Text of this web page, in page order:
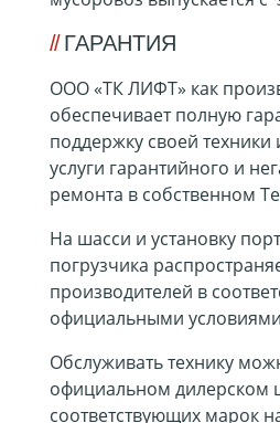
ГАРАНТИЯ
ООО «ТК ЛИФТ» как
обеспечивает полную
поддержку своей техники
услуги гарантийного и
ремонта в собственном
На шасси и установку
погрузчика
производителей в
официальными
Обслуживать технику
официальном дилерском
соответствующих марок